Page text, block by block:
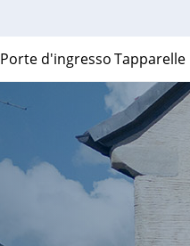
Porte d'ingressoTapparelle